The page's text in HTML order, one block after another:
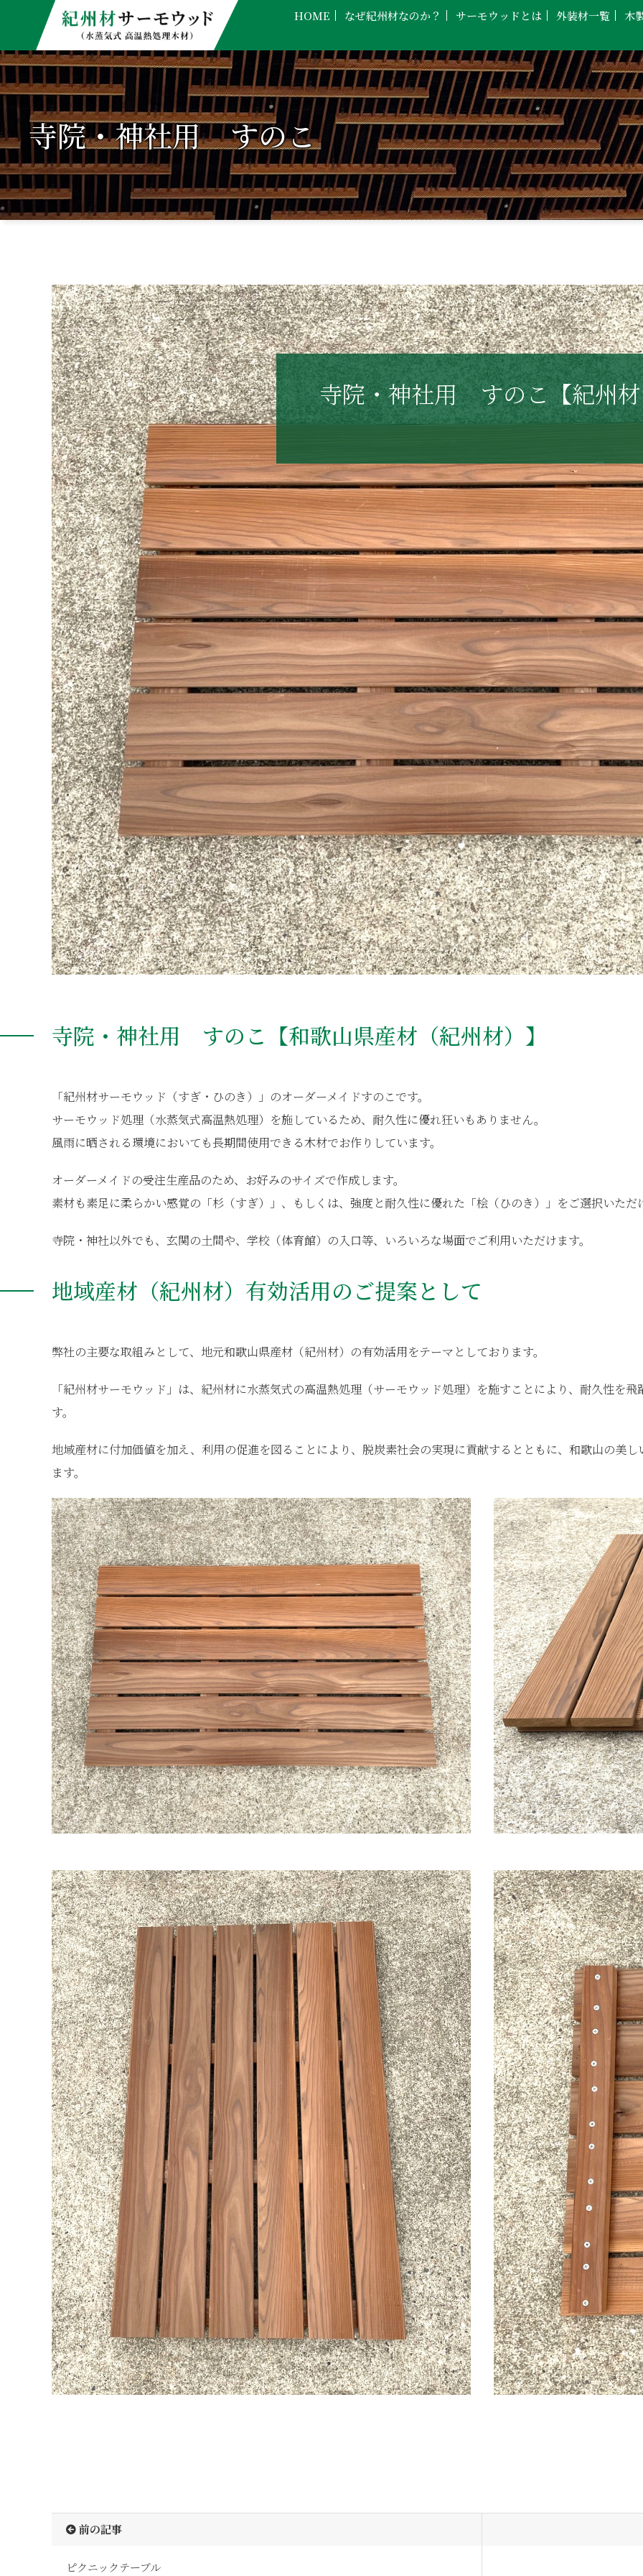
HOME なぜ紀州材なのか？ サーモウッドとは 外装材一覧 木
寺院・神社用 すのこ
寺院・神社用 すのこ【紀州
寺院・神社用 すのこ【和歌山県産材（紀州材）】
「紀州材サーモウッド（すぎ・ひのき）」のオーダーメイドすのこです。
サーモウッド処理（水蒸気式高温熱処理）を施しているため、耐久性に優れ狂いもありません。
風雨に晒される環境においても長期間使用できる木材でお作りしています。
オーダーメイドの受注生産品のため、お好みのサイズで作成します。
素材も素足に柔らかい感覚の「杉（すぎ）」、もしくは、強度と耐久性に優れた「桧（ひのき）」をご選択いただ
寺院・神社以外でも、玄関の土間や、学校（体育館）の入口等、いろいろな場面でご利用いただけます。
地域産材（紀州材）有効活用のご提案として
弊社の主要な取組みとして、地元和歌山県産材（紀州材）の有効活用をテーマとしております。
「紀州材サーモウッド」は、紀州材に水蒸気式の高温熱処理（サーモウッド処理）を施すことにより、耐久性を
す。
地域産材に付加価値を加え、利用の促進を図ることにより、脱炭素社会の実現に貢献するとともに、和歌山の美
ます。
前の記事
ピクニックテーブル